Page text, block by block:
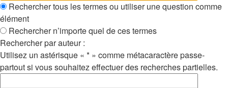
Rechercher tous les termes ou utiliser une question comme
élément
Rechercher n’importe quel de ces termes
Rechercher par auteur :
Utilisez un astérisque « * » comme métacaractère passe-
partout si vous souhaitez effectuer des recherches partielles.